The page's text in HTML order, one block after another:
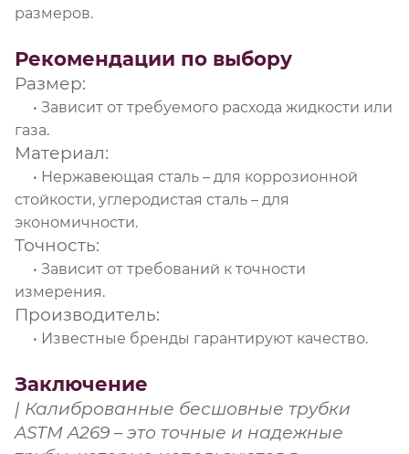
размеров.
Рекомендации по выбору
Размер:
• Зависит от требуемого расхода жидкости или
газа.
Материал:
• Нержавеющая сталь – для коррозионной
стойкости, углеродистая сталь – для
экономичности.
Точность:
• Зависит от требований к точности
измерения.
Производитель:
• Известные бренды гарантируют качество.
Заключение
| Калиброванные бесшовные трубки
ASTM A269 – это точные и надежные